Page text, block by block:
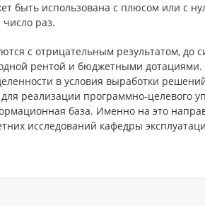
быть использована с плюсом или с
число раз.
с отрицательным результатом, до
рентой и бюджетными дотациями.
в условия выработки
реализации программно-целевого
база. Именно на это
исследований кафедры